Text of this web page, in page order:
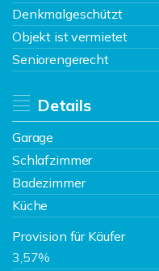
Denkmalgeschützt
Objekt ist vermietet
Seniorengerecht
Details
Garage
Schlafzimmer
Badezimmer
Küche
Provision für Käufer
3,57%